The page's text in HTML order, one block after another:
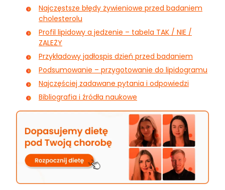
Najczęstsze błędy żywieniowe przed badaniem
cholesterolu
Profil lipidowy a jedzenie – tabela TAK / NIE /
ZALEŻY
Przykładowy jadłospis dzień przed badaniem
Podsumowanie – przygotowanie do lipidogramu
Najczęściej zadawane pytania i odpowiedzi
Bibliografia i źródła naukowe